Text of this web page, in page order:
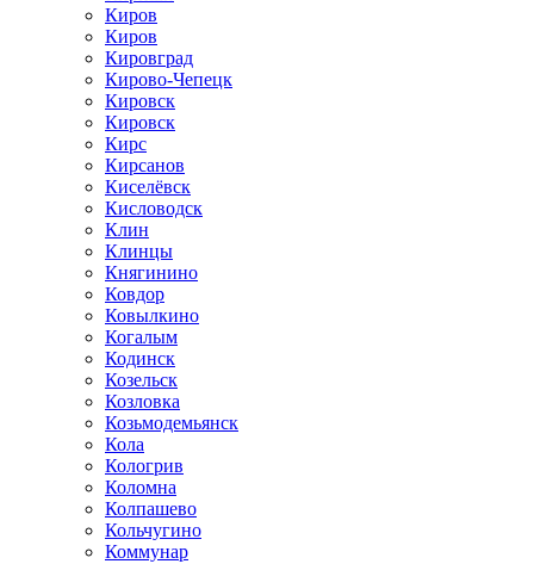
Киров
Киров
Кировград
Кирово-Чепецк
Кировск
Кировск
Кирс
Кирсанов
Киселёвск
Кисловодск
Клин
Клинцы
Княгинино
Ковдор
Ковылкино
Когалым
Кодинск
Козельск
Козловка
Козьмодемьянск
Кола
Кологрив
Коломна
Колпашево
Кольчугино
Коммунар